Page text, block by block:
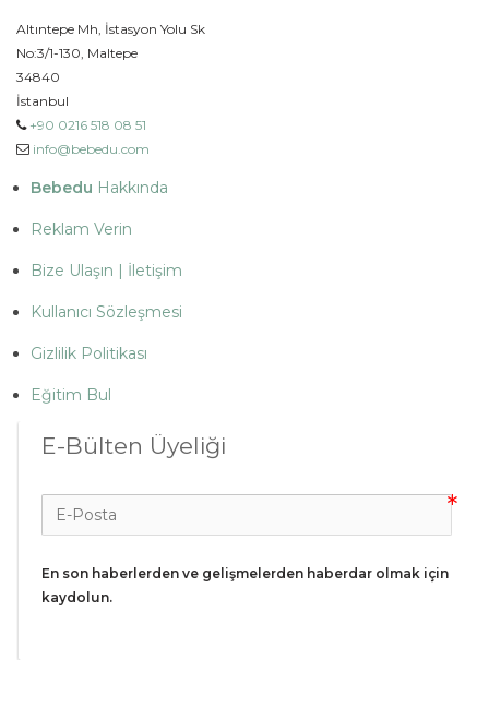
Altıntepe Mh, İstasyon Yolu Sk
No:3/1-130, Maltepe
34840
İstanbul
+90 0216 518 08 51
info@bebedu.com
Bebedu Hakkında
Reklam Verin
Bize Ulaşın | İletişim
Kullanıcı Sözleşmesi
Gizlilik Politikası
Eğitim Bul
E-Bülten Üyeliği
En son haberlerden ve gelişmelerden haberdar olmak için
kaydolun.